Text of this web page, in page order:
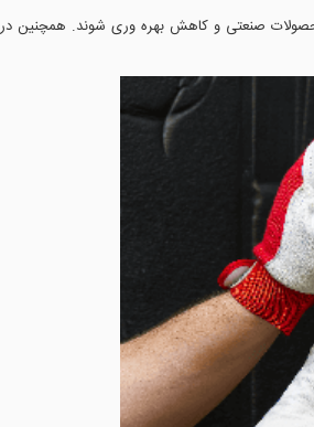
محصولات صنعتی و کاهش بهره وری شوند. همچنین